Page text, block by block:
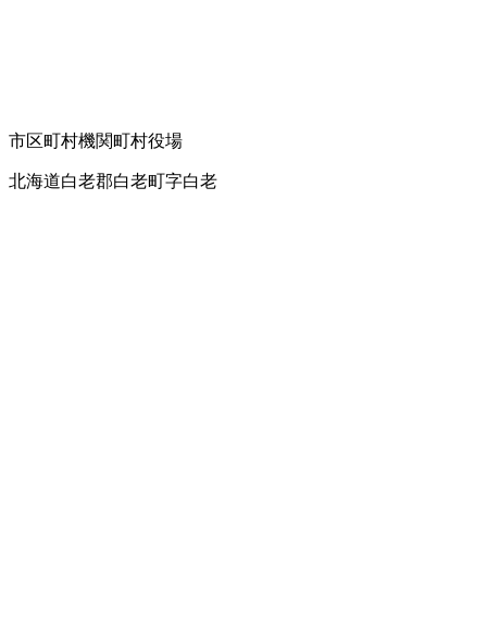
市区町村機関町村役場
北海道白老郡白老町字白老